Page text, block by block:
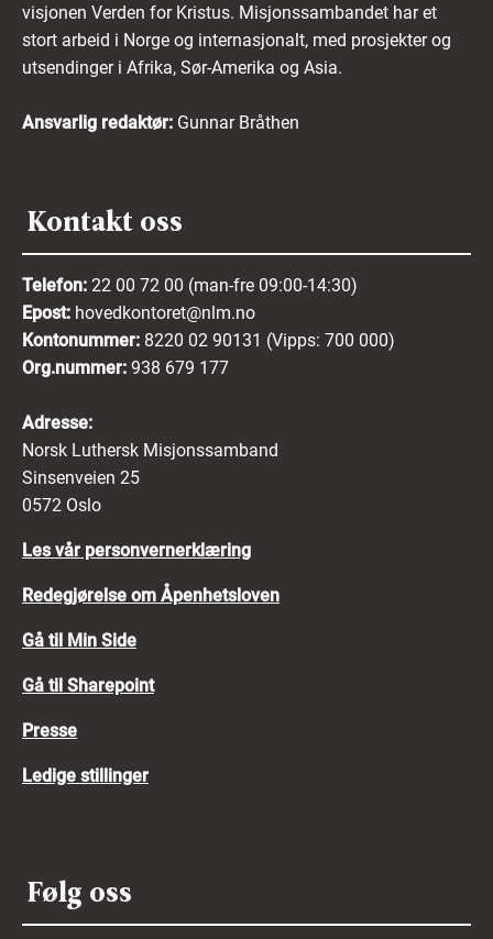
visjonen Verden for Kristus. Misjonssambandet har et
stort arbeid i Norge og internasjonalt, med prosjekter og
utsendinger i Afrika, Sør-Amerika og Asia.
Ansvarlig redaktør: Gunnar Bråthen
Kontakt oss
Telefon: 22 00 72 00 (man-fre 09:00-14:30)
Epost: hovedkontoret@nlm.no
Kontonummer: 8220 02 90131 (Vipps: 700 000)
Org.nummer: 938 679 177
Adresse:
Norsk Luthersk Misjonssamband
Sinsenveien 25
0572 Oslo
Les vår personvernerklæring
Redegjørelse om Åpenhetsloven
Gå til Min Side
Gå til Sharepoint
Presse
Ledige stillinger
Følg oss